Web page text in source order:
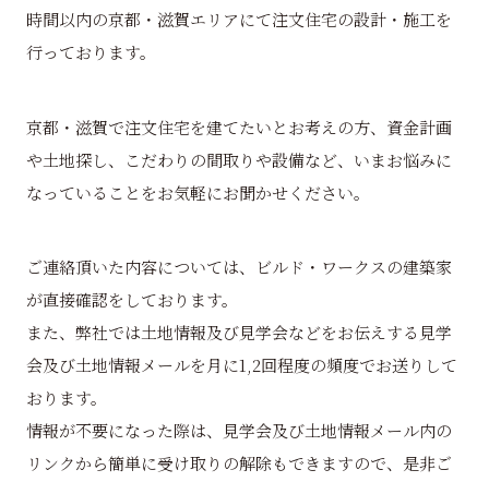
時間以内の京都・滋賀エリアにて注文住宅の設計・施工を
行っております。
京都・滋賀で注文住宅を建てたいとお考えの方、資金計画
や土地探し、こだわりの間取りや設備など、いまお悩みに
なっていることをお気軽にお聞かせください。
ご連絡頂いた内容については、ビルド・ワークスの建築家
が直接確認をしております。
また、弊社では土地情報及び見学会などをお伝えする見学
会及び土地情報メールを月に1,2回程度の頻度でお送りして
おります。
情報が不要になった際は、見学会及び土地情報メール内の
リンクから簡単に受け取りの解除もできますので、是非ご